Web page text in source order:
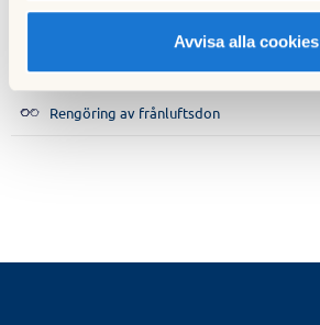
Avvisa alla cookies
Filterbyte
Rengöring av frånluftsdon